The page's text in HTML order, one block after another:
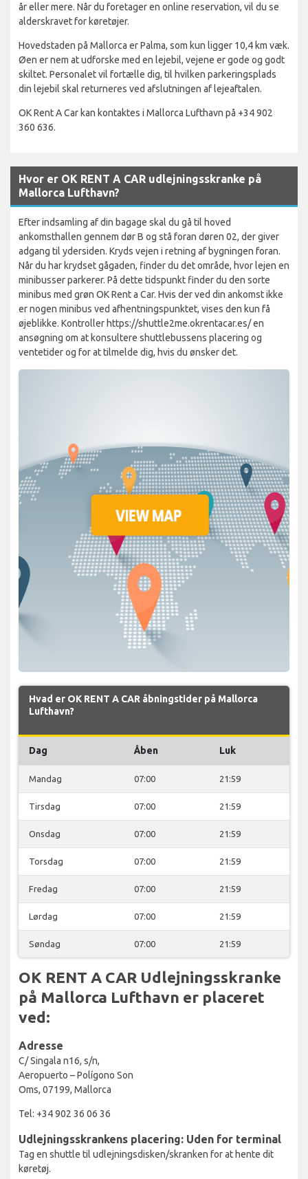
år eller mere. Når du foretager en online reservation, vil du se
alderskravet for køretøjer.
Hovedstaden på Mallorca er Palma, som kun ligger 10,4 km væk.
Øen er nem at udforske med en lejebil, vejene er gode og godt
skiltet. Personalet vil fortælle dig, til hvilken parkeringsplads
din lejebil skal returneres ved afslutningen af lejeaftalen.
OK Rent A Car kan kontaktes i Mallorca Lufthavn på +34 902
360 636.
Hvor er OK RENT A CAR udlejningsskranke på
Mallorca Lufthavn?
Efter indsamling af din bagage skal du gå til hoved
ankomsthallen gennem dør B og stå foran døren 02, der giver
adgang til ydersiden. Kryds vejen i retning af bygningen foran.
Når du har krydset gågaden, finder du det område, hvor lejen en
minibusser parkerer. På dette tidspunkt finder du den sorte
minibus med grøn OK Rent a Car. Hvis der ved din ankomst ikke
er nogen minibus ved afhentningspunktet, vises den kun få
øjeblikke. Kontroller https://shuttle2me.okrentacar.es/ en
ansøgning om at konsultere shuttlebussens placering og
ventetider og for at tilmelde dig, hvis du ønsker det.
Hvad er OK RENT A CAR åbningstider på Mallorca
Lufthavn?
Dag Åben Luk
Mandag 07:00 21:59
Tirsdag 07:00 21:59
Onsdag 07:00 21:59
Torsdag 07:00 21:59
Fredag 07:00 21:59
Lørdag 07:00 21:59
Søndag 07:00 21:59
OK RENT A CAR Udlejningsskranke
på Mallorca Lufthavn er placeret
ved:
Adresse
C/ Singala n16, s/n,
Aeropuerto – Polígono Son
Oms, 07199, Mallorca
Tel: +34 902 36 06 36
Udlejningsskrankens placering: Uden for terminal
Tag en shuttle til udlejningsdisken/skranken for at hente dit
køretøj.